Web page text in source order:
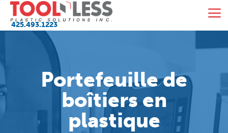
Skip
content
425.493.1223
Portefeuille de
boîtiers en
plastique